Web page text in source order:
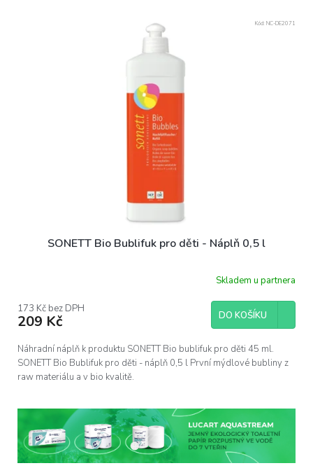
SONETT Bio Bublifuk pro děti - Náplň 0,5 l
Skladem u partnera
173 Kč bez DPH
209 Kč DO KOŠÍKU
Náhradní náplň k produktu SONETT Bio bublifuk pro děti 45 ml.
SONETT Bio Bublifuk pro děti - náplň 0,5 l První mýdlové bubliny z
raw materiálu a v bio kvalitě.
Kód: NC-DE2071